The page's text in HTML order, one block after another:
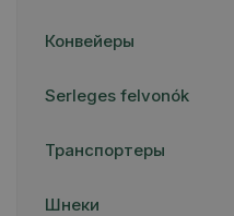
Конвейеры
Serleges felvonók
Транспортеры
Шнеки